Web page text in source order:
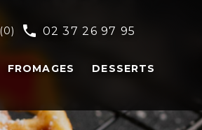
(0) phone 02 37 26 97 95
FROMAGES DESSERTS